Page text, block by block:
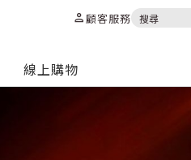
person顧客服務
線上購物